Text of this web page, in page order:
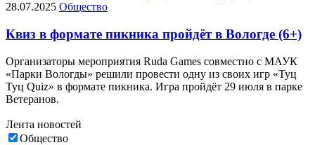
28.07.2025 Общество
Квиз в формате пикника пройдёт в Вологде (6+)
Организаторы мероприятия Ruda Games совместно с МАУК
«Парки Вологды» решили провести одну из своих игр «Туц
Туц Quiz» в формате пикника. Игра пройдёт 29 июля в парке
Ветеранов.
Лента новостей
Общество